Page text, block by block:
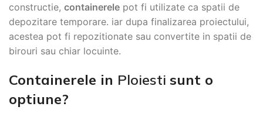
constructie, containerele pot fi utilizate ca spatii de
depozitare temporare. iar dupa finalizarea proiectului,
acestea pot fi repozitionate sau convertite in spatii de
birouri sau chiar locuinte.
Containerele in Ploiesti sunt o
optiune?